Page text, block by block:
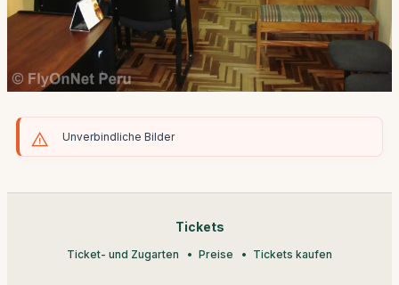
Unverbindliche Bilder
Tickets
Ticket- und Zugarten Preise Tickets kaufen